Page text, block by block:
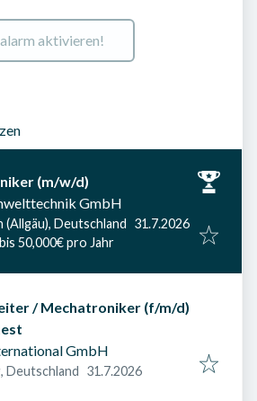
aktivieren!
(m/w/d)
GmbH
(Allgäu), Deutschland Veröffentlicht am
31.7.2026
50,000€ pro Jahr
/ Mechatroniker (f/m/d)
GmbH
Deutschland Veröffentlicht am
31.7.2026